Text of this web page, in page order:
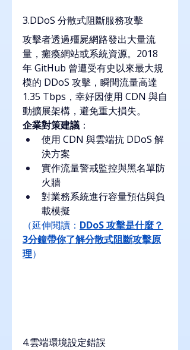
3.DDoS 分散式阻斷服務攻擊
攻擊者透過殭屍網路發出大量流
量，癱瘓網站或系統資源。2018
年 GitHub 曾遭受有史以來最大規
模的 DDoS 攻擊，瞬間流量高達
1.35 Tbps，幸好因使用 CDN 與自
動擴展架構，避免重大損失。
企業對策建議 ：
使用 CDN 與雲端抗 DDoS 解
決方案
實作流量警戒監控與黑名單防
火牆
對業務系統進行容量預估與負
載模擬
（延伸閱讀： DDoS 攻擊是什麼？
3分鐘帶你了解分散式阻斷攻擊原
理）
4.雲端環境設定錯誤